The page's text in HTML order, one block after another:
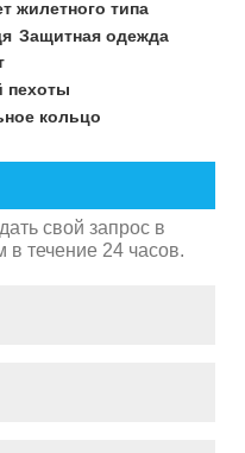
жилетного типа
Защитная одежда
пехоты
кольцо
свой запрос в
течение 24 часов.